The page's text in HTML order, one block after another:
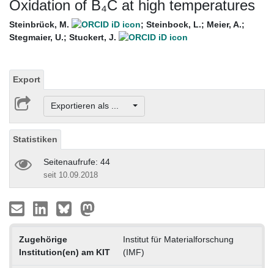
Oxidation of B₄C at high temperatures
Steinbrück, M. ; Steinbock, L.; Meier, A.;
Stegmaier, U.; Stuckert, J.
Export
Exportieren als ...
Statistiken
Seitenaufrufe: 44
seit 10.09.2018
Zugehörige
Institution(en) am KIT
Institut für Materialforschung
(IMF)